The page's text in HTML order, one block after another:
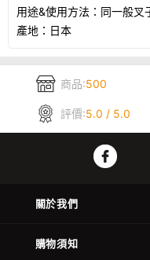
用途&使用方法：同一般叉
產地：日本
商品:500
評價:5.0 / 5.0
關於我們
購物須知